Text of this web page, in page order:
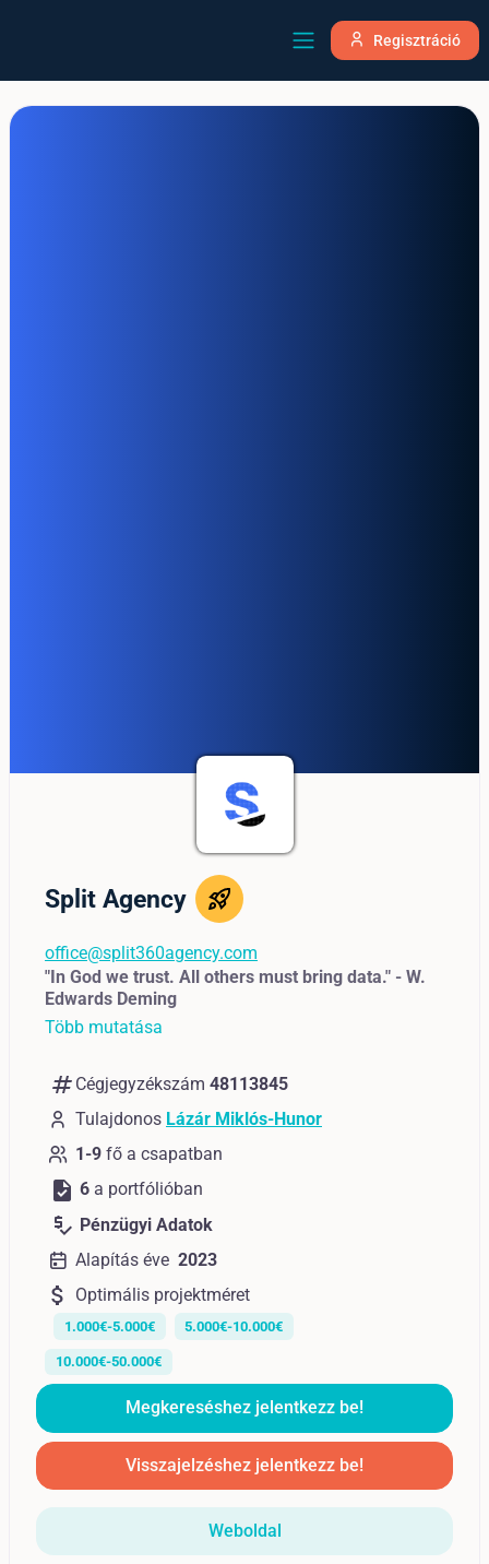
Regisztráció
Split Agency
office@split360agency.com
"In God we trust. All others must bring data." - W.
Edwards Deming
Több mutatása
numbers Cégjegyzékszám 48113845
Tulajdonos Lázár Miklós-Hunor
1-9 fő a csapatban
task 6 a portfólióban
price_check Pénzügyi Adatok
Alapítás éve 2023
attach_money Optimális projektméret
1.000€-5.000€ 5.000€-10.000€
10.000€-50.000€
Megkereséshez jelentkezz be!
Visszajelzéshez jelentkezz be!
Weboldal